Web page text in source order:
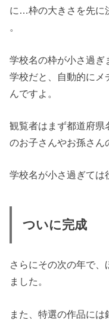
に…枠の大きさを先に
。
学校名の枠が小さ過ぎ
学校だと、自動的にメ
んですよ。
観覧者はまず都道府
のお子さんやお孫さん
学校名が小さ過ぎては
ついに完成
さらにその次の年で、
ました。
また、特選の作品に